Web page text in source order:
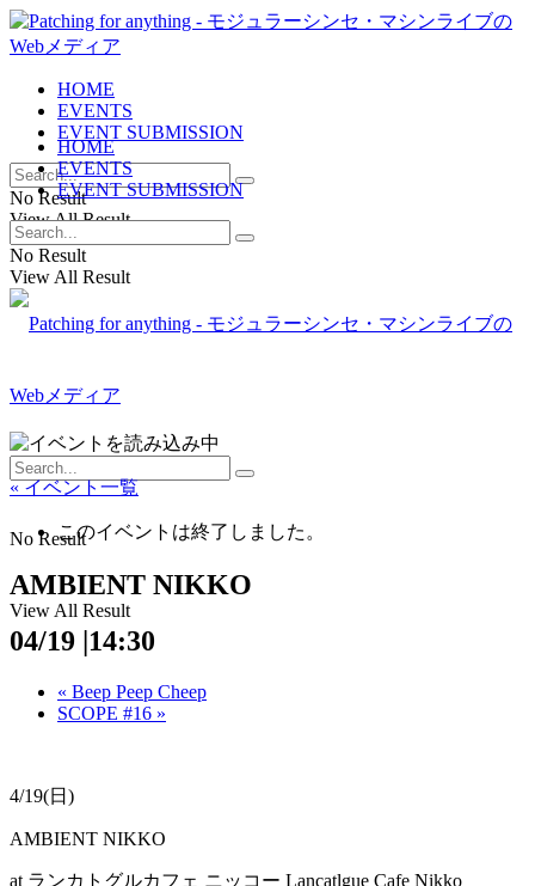
HOME
EVENTS
EVENT SUBMISSION
No Result
View All Result
HOME
EVENTS
EVENT SUBMISSION
No Result
View All Result
No Result
View All Result
« イベント一覧
このイベントは終了しました。
AMBIENT NIKKO
04/19 |14:30
« Beep Peep Cheep
SCOPE #16 »
4/19(日)
AMBIENT NIKKO
at ランカトグルカフェ ニッコー Lancatlgue Cafe Nikko